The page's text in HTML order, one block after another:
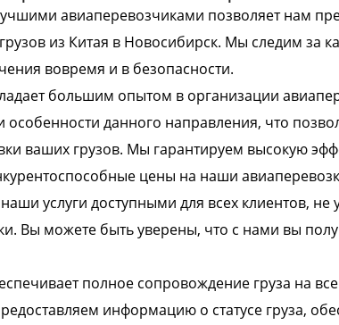
авиаперевозчиками позволяет нам
грузов из Китая в Новосибирск. Мы следим за
вовремя и в безопасности.
большим опытом в организации
особенности данного направления, что
ваших грузов. Мы гарантируем высокую
цены на наши
услуги доступными для всех клиентов,
Вы можете быть уверены, что с нами вы
полное сопровождение груза на
информацию о статусе груза,